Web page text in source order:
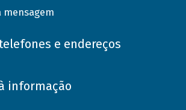
mensagem
e endereços
informação